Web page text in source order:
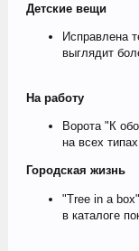
Детские вещи
Исправлена
выглядит
На работу
Ворота "К
на всех
Городская жизнь
"Tree in a
в каталоге